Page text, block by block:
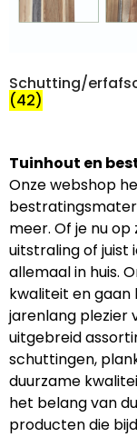
Schutting/
(42)
Tuinhout en
Onze webshop
meer. Of je nu
uitstraling of juist
allemaal in huis.
kwaliteit en gaan
jarenlang plezier
uitgebreid
schuttingen,
duurzame
het belang van
producten die